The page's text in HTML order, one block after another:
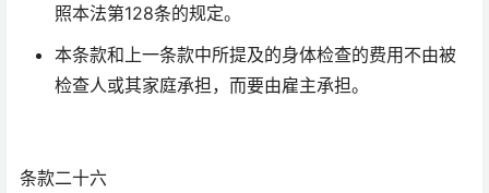
照本法第128条的规定。
本条款和上一条款中所提及的身体检查的费用不由被
检查人或其家庭承担，而要由雇主承担。
条款二十六